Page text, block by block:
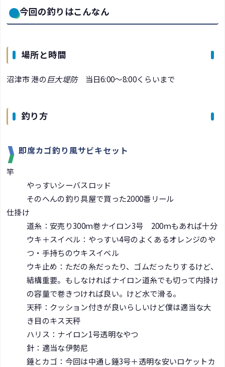
今回の釣りはこんなん
場所と時間
沼津市 港の巨大堤防当日6:00～8:00くらいまで
釣り方
即席カゴ釣り風サビキセット
竿
やっすいシーバスロッド
そのへんの釣り具屋で買った2000番リール
仕掛け
道糸：安売り300ｍ巻ナイロン3号 200ｍもあれば十分
ウキ＋スイベル：やっすい4号のよくあるオレンジのや
つ・手持ちのウキスイベル
ウキ止め：ただの糸だったり、ゴムだったりするけど、
結構重要。もしなければナイロン道糸でも切って内掛け
の容量で巻きつければ良い。けど水で滑る。
天秤：クッション付きが良いらしいけど僕は適当な大
き目のキス天秤
ハリス：ナイロン1号透明なやつ
針：適当な伊勢尼
錘とカゴ：今回は中通し錘3号＋透明な安いロケットカ